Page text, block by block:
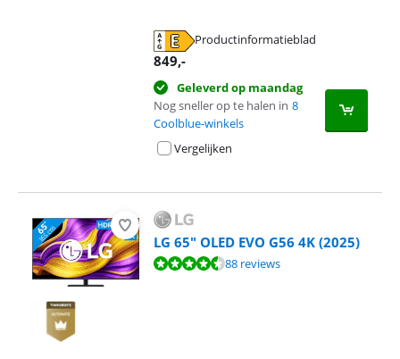
Productinformatieblad
849,-
Geleverd op maandag
Nog sneller op te halen in 8
Coolblue-winkels
Vergelijken
LG 65" OLED EVO G56 4K (2025)
Beoordeling is 9,2 van de 10, gebaseerd op 88 reviews.
88 reviews